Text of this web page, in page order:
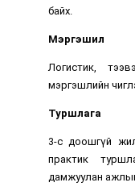
байх.
Мэргэшил
Логистик,
мэргэшлийн
Туршлага
3-с доошгүй
практик
дамжуулан